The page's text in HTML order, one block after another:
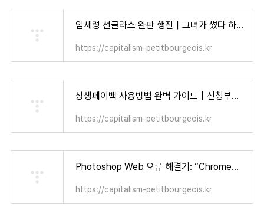
임세령 선글라스 완판 행진｜그녀가 썼다 하면 품절! 인기템 리스트 총정리 - 자본주의 소시민
https://capitalism-petitbourgeois.kr
상생페이백 사용방법 완벽 가이드｜신청부터 사용처까지 한 번에 정리! - 자본주의 소시민
https://capitalism-petitbourgeois.kr
Photoshop Web 오류 해결기: “Chrome에서는 사용 가능한 디스크 용량이 제한됩니다” 눈물겨운 사투 (+ 어도비 12개월 무료 혜택!) - 자본주의 소시민
https://capitalism-petitbourgeois.kr